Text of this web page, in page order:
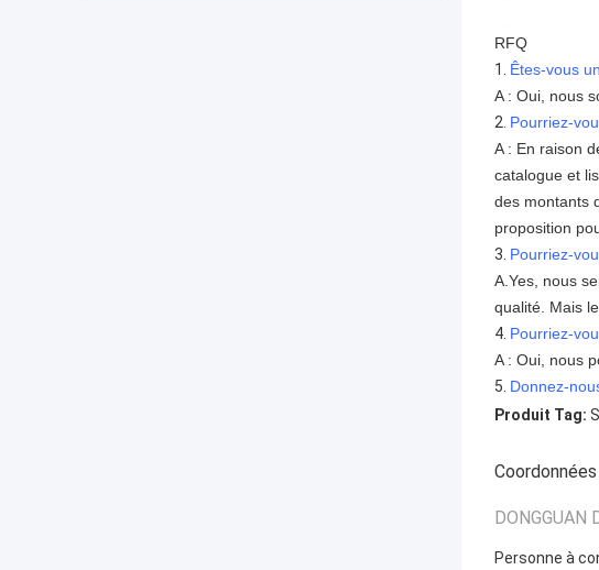
RFQ
1. Êtes-vous
A : Oui, nous
2. Pourriez-
A : En raison
catalogue et
des montants
proposition
3. Pourriez-
A.Yes, nous
qualité. Mais
4. Pourriez-
A : Oui, nous
5. Donnez-
Produit Tag:
Coordonnées
DONGGUAN
Personne à